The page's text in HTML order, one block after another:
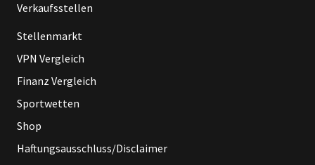
Verkaufsstellen
Stellenmarkt
VPN Vergleich
Finanz Vergleich
Sportwetten
Shop
Haftungsausschluss/Disclaimer